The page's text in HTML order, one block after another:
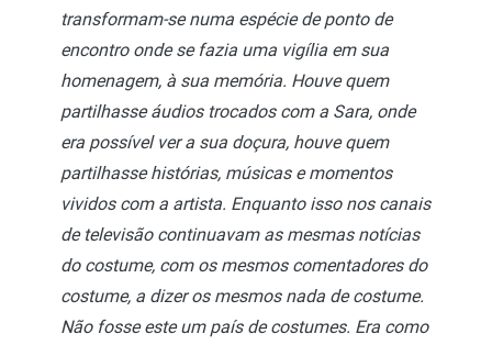
transformam-se numa espécie de ponto de
encontro onde se fazia uma vigília em sua
homenagem, à sua memória. Houve quem
partilhasse áudios trocados com a Sara, onde
era possível ver a sua doçura, houve quem
partilhasse histórias, músicas e momentos
vividos com a artista. Enquanto isso nos canais
de televisão continuavam as mesmas notícias
do costume, com os mesmos comentadores do
costume, a dizer os mesmos nada de costume.
Não fosse este um país de costumes. Era como